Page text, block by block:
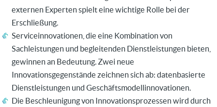
externen Experten spielt eine wichtige Rolle bei der
Erschließung.
Serviceinnovationen, die eine Kombination von
Sachleistungen und begleitenden Dienstleistungen bieten,
gewinnen an Bedeutung. Zwei neue
Innovationsgegenstände zeichnen sich ab: datenbasierte
Dienstleistungen und Geschäftsmodellinnovationen.
Die Beschleunigung von Innovationsprozessen wird durch